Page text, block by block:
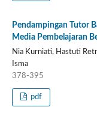
Pendampingan Tutor
Media Pembelajaran
Nia Kurniati, Hastuti
Isma
378-395
pdf